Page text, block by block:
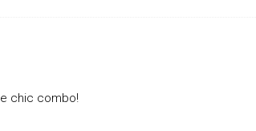
chic combo!